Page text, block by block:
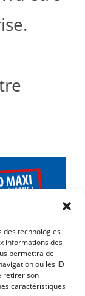
des technologies
informations des
permettra de
ou les ID
retirer son
caractéristiques